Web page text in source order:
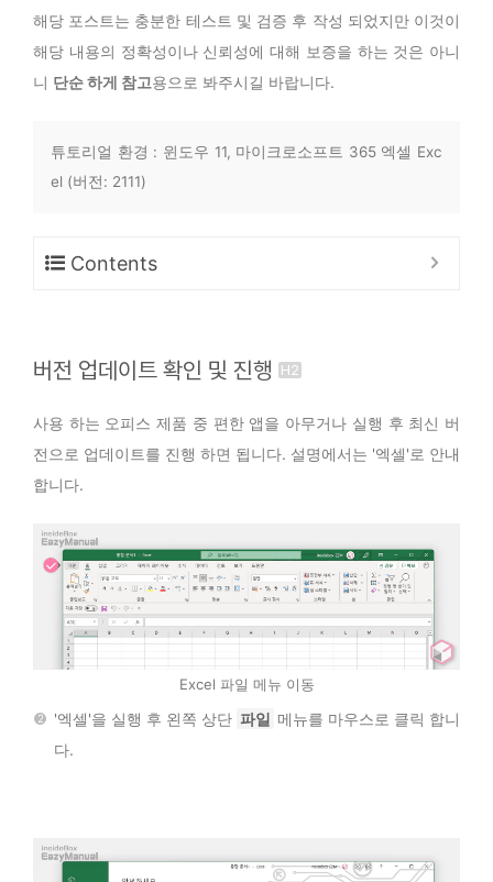
해당 포스트는 충분한 테스트 및 검증 후 작성 되었지만 이것이
해당 내용의 정확성이나 신뢰성에 대해 보증을 하는 것은 아니
니 단순 하게 참고용으로 봐주시길 바랍니다.
튜토리얼 환경 : 윈도우 11, 마이크로소프트 365 엑셀 Exc
el (버전: 2111)
Contents
버전 업데이트 확인 및 진행
사용 하는 오피스 제품 중 편한 앱을 아무거나 실행 후 최신 버
전으로 업데이트를 진행 하면 됩니다. 설명에서는 '엑셀'로 안내
합니다.
Excel 파일 메뉴 이동
'엑셀'을 실행 후 왼쪽 상단 파일 메뉴를 마우스로 클릭 합니
다.